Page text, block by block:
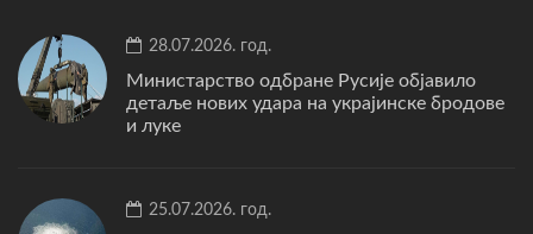
28.07.2026. год.
Министарство одбране Русије објавило
детаље нових удара на украјинске бродове
и луке
25.07.2026. год.